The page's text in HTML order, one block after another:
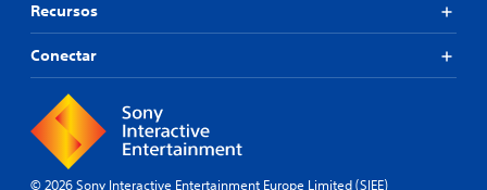
Recursos
Conectar
© 2026 Sony Interactive Entertainment Europe Limited (SIEE)